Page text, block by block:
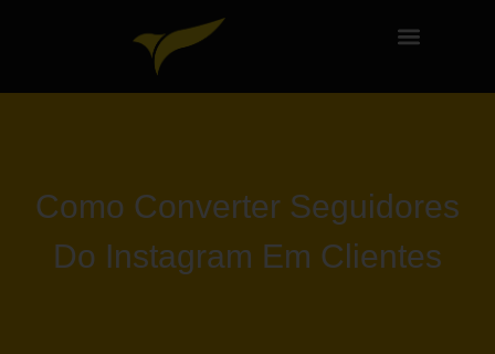
Como Converter Seguidores
Do Instagram Em Clientes